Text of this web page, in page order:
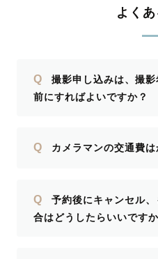
よく
Q
撮影申し込みは、撮
前にすればよいですか？
Q カメラマンの交通費は
Q
予約後にキャンセル
合はどうしたらいいですか